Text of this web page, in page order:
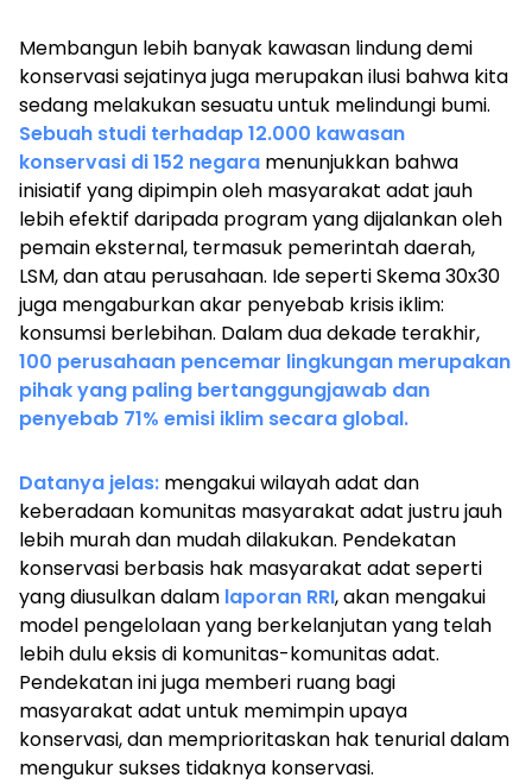
Membangun lebih banyak kawasan lindung demi
konservasi sejatinya juga merupakan ilusi bahwa kita
sedang melakukan sesuatu untuk melindungi bumi.
Sebuah studi terhadap 12.000 kawasan
konservasi di 152 negara menunjukkan bahwa
inisiatif yang dipimpin oleh masyarakat adat jauh
lebih efektif daripada program yang dijalankan oleh
pemain eksternal, termasuk pemerintah daerah,
LSM, dan atau perusahaan. Ide seperti Skema 30x30
juga mengaburkan akar penyebab krisis iklim:
konsumsi berlebihan. Dalam dua dekade terakhir,
100 perusahaan pencemar lingkungan merupakan
pihak yang paling bertanggungjawab dan
penyebab 71% emisi iklim secara global.
Datanya jelas: mengakui wilayah adat dan
keberadaan komunitas masyarakat adat justru jauh
lebih murah dan mudah dilakukan. Pendekatan
konservasi berbasis hak masyarakat adat seperti
yang diusulkan dalam laporan RRI, akan mengakui
model pengelolaan yang berkelanjutan yang telah
lebih dulu eksis di komunitas-komunitas adat.
Pendekatan ini juga memberi ruang bagi
masyarakat adat untuk memimpin upaya
konservasi, dan memprioritaskan hak tenurial dalam
mengukur sukses tidaknya konservasi.